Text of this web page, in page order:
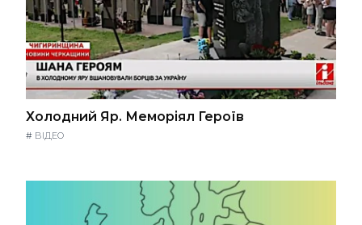
Холодний Яр. Меморіял Героїв
# ВІДЕО